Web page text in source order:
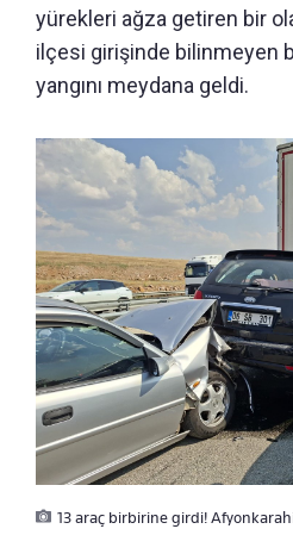
yürekleri ağza getiren bir
ilçesi girişinde bilinmeyen
yangını meydana geldi.
13 araç birbirine girdi!